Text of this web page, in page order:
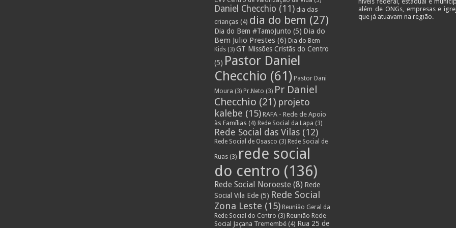
Daniel Checchio (11) dia das
crianças (4) dia do bem (27)
Dia do Bem #TamoJunto (5) Dia do
Bem Julio Prestes (6) Dia do Bem
Kids (3) GT Missões Cristãs do Centro
(5) Pastor Daniel
Checchio (61) Pastor Dani
Moura (3) Pr.Neto (3) Pr Daniel
Checchio (21) projeto
kalebe (15) RAFA - Rede de Apoio
às Famílias (4) Rede Social da Lapa (3)
Rede Social das Vilas (12)
Rede Social de Osasco (3) Rede Social de
Ruas (3) rede social
do centro (136)
Rede Social Noroeste (8) Rede
Social Vila Ede (5) Rede Social
Zona Leste (15) Reunião Geral da
Rede Social do Centro (3) Reunião Rede
Social Jaçana Tremembé (4) Rua 25 de
além de ONGs, empresas e
que já atuavam na região.